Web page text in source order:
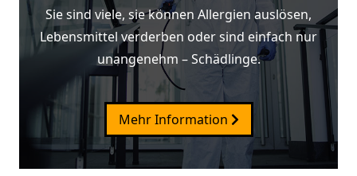
Sie sind viele, sie können Allergien auslösen,
Lebensmittel verderben oder sind einfach nur
unangenehm – Schädlinge.
Mehr Information